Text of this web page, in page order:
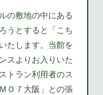
の敷地の中にある
うとすると「こち
たします。当館を
スよりお入りいた
トラン利用者のス
Ｏ７大阪」との張